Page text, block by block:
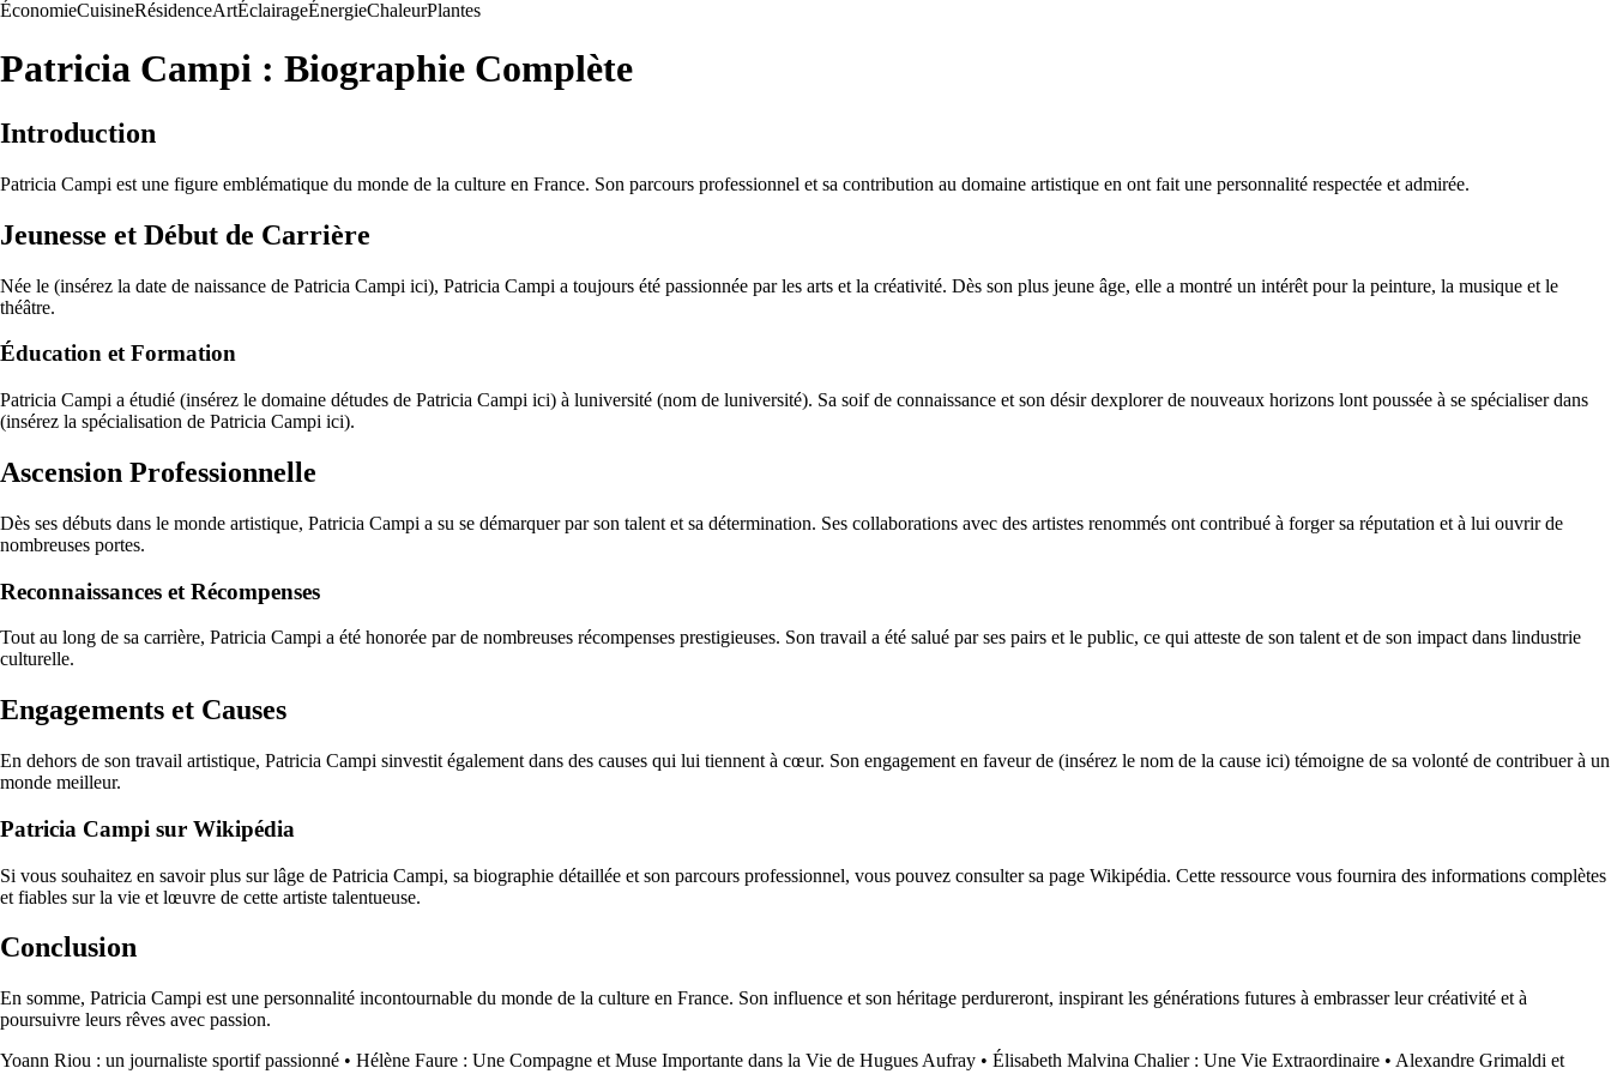
ÉconomieCuisineRésidenceArtÉclairageÉnergieChaleurPlantes
Patricia Campi : Biographie Complète
Introduction
Patricia Campi est une figure emblématique du monde de la culture en France. Son parcours professionnel et sa contribution au domaine artistique en ont fait une personnalité respectée et admirée.
Jeunesse et Début de Carrière
Née le (insérez la date de naissance de Patricia Campi ici), Patricia Campi a toujours été passionnée par les arts et la créativité. Dès son plus jeune âge, elle a montré un intérêt pour la peinture, la musique et le
théâtre.
Éducation et Formation
Patricia Campi a étudié (insérez le domaine détudes de Patricia Campi ici) à luniversité (nom de luniversité). Sa soif de connaissance et son désir dexplorer de nouveaux horizons lont poussée à se spécialiser dans
(insérez la spécialisation de Patricia Campi ici).
Ascension Professionnelle
Dès ses débuts dans le monde artistique, Patricia Campi a su se démarquer par son talent et sa détermination. Ses collaborations avec des artistes renommés ont contribué à forger sa réputation et à lui ouvrir de
nombreuses portes.
Reconnaissances et Récompenses
Tout au long de sa carrière, Patricia Campi a été honorée par de nombreuses récompenses prestigieuses. Son travail a été salué par ses pairs et le public, ce qui atteste de son talent et de son impact dans lindustrie
culturelle.
Engagements et Causes
En dehors de son travail artistique, Patricia Campi sinvestit également dans des causes qui lui tiennent à cœur. Son engagement en faveur de (insérez le nom de la cause ici) témoigne de sa volonté de contribuer à un
monde meilleur.
Patricia Campi sur Wikipédia
Si vous souhaitez en savoir plus sur lâge de Patricia Campi, sa biographie détaillée et son parcours professionnel, vous pouvez consulter sa page Wikipédia. Cette ressource vous fournira des informations complètes
et fiables sur la vie et lœuvre de cette artiste talentueuse.
Conclusion
En somme, Patricia Campi est une personnalité incontournable du monde de la culture en France. Son influence et son héritage perdureront, inspirant les générations futures à embrasser leur créativité et à
poursuivre leurs rêves avec passion.
Yoann Riou : un journaliste sportif passionné • Hélène Faure : Une Compagne et Muse Importante dans la Vie de Hugues Aufray • Élisabeth Malvina Chalier : Une Vie Extraordinaire • Alexandre Grimaldi et